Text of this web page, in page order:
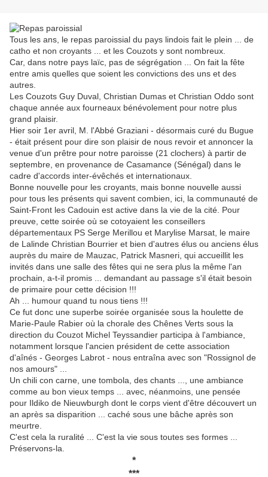
Tous les ans, le repas paroissial du pays lindois fait le plein ... de
catho et non croyants ... et les Couzots y sont nombreux.
Car, dans notre pays laïc, pas de ségrégation ... On fait la fête
entre amis quelles que soient les convictions des uns et des
autres.
Les Couzots Guy Duval, Christian Dumas et Christian Oddo sont
chaque année aux fourneaux bénévolement pour notre plus
grand plaisir.
Hier soir 1er avril, M. l'Abbé Graziani - désormais curé du Bugue
- était présent pour dire son plaisir de nous revoir et annoncer la
venue d'un prêtre pour notre paroisse (21 clochers) à partir de
septembre, en provenance de Casamance (Sénégal) dans le
cadre d'accords inter-évêchés et internationaux.
Bonne nouvelle pour les croyants, mais bonne nouvelle aussi
pour tous les présents qui savent combien, ici, la communauté de
Saint-Front les Cadouin est active dans la vie de la cité. Pour
preuve, cette soirée où se cotoyaient les conseillers
départementaux PS Serge Merillou et Marylise Marsat, le maire
de Lalinde Christian Bourrier et bien d'autres élus ou anciens élus
auprès du maire de Mauzac, Patrick Masneri, qui accueillit les
invités dans une salle des fêtes qui ne sera plus la même l'an
prochain, a-t-il promis ... demandant au passage s'il était besoin
de primaire pour cette décision !!!
Ah ... humour quand tu nous tiens !!!
Ce fut donc une superbe soirée organisée sous la houlette de
Marie-Paule Rabier où la chorale des Chênes Verts sous la
direction du Couzot Michel Teyssandier participa à l'ambiance,
notamment lorsque l'ancien président de cette association
d'aînés - Georges Labrot - nous entraîna avec son "Rossignol de
nos amours" ...
Un chili con carne, une tombola, des chants ..., une ambiance
comme au bon vieux temps ... avec, néanmoins, une pensée
pour Ildiko de Nieuwburgh dont le corps vient d'être découvert un
an après sa disparition ... caché sous une bâche après son
meurtre.
C'est cela la ruralité ... C'est la vie sous toutes ses formes ...
Préservons-la.
*
***